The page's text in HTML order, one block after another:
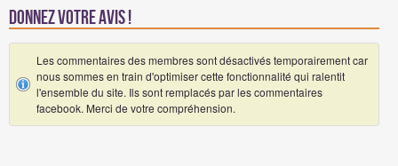
Donnez votre avis !
Les commentaires des membres sont désactivés temporairement car
nous sommes en train d'optimiser cette fonctionnalité qui ralentit
l'ensemble du site. Ils sont remplacés par les commentaires
facebook. Merci de votre compréhension.